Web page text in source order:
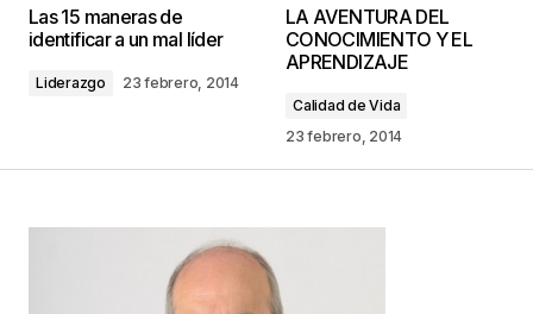
publicada. Los campos obligatorios están
marcados con*
Las 15 maneras de
identificar a un mal líder
Liderazgo 23 febrero, 2014
LA AVENTURA DEL
CONOCIMIENTO Y EL
APRENDIZAJE
Calidad de Vida
23 febrero, 2014